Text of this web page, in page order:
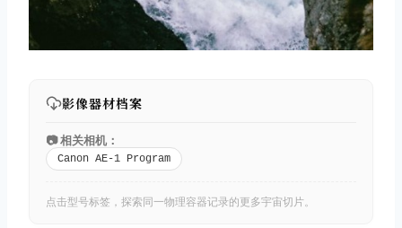
影像器材档案
📷 相关相机：
Canon AE-1 Program
点击型号标签，探索同一物理容器记录的更多宇宙切片。
搜索